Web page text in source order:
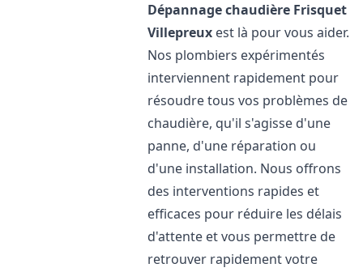
Dépannage chaudière Frisquet
Villepreux est là pour vous aider.
Nos plombiers expérimentés
interviennent rapidement pour
résoudre tous vos problèmes de
chaudière, qu'il s'agisse d'une
panne, d'une réparation ou
d'une installation. Nous offrons
des interventions rapides et
efficaces pour réduire les délais
d'attente et vous permettre de
retrouver rapidement votre